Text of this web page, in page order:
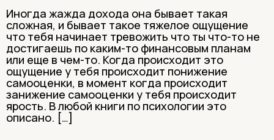
Иногда жажда дохода она бывает такая
сложная, и бывает такое тяжелое ощущение
что тебя начинает тревожить что ты что-то не
достигаешь по каким-то финансовым планам
или еще в чем-то. Когда происходит это
ощущение у тебя происходит понижение
самооценки, в момент когда происходит
занижение самооценки у тебя происходит
ярость. В любой книги по психологии это
описано. […]